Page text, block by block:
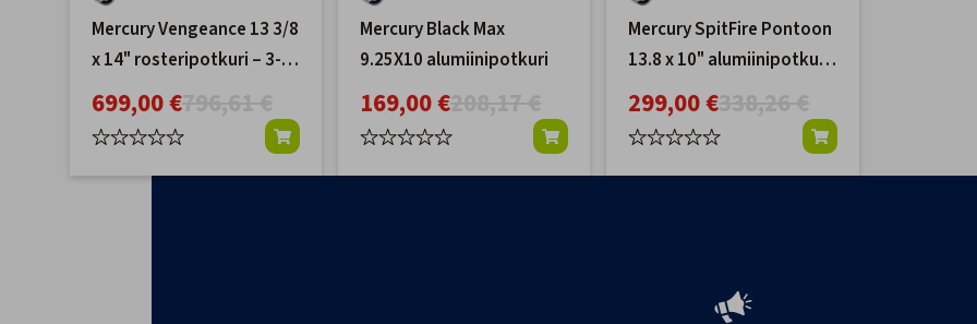
Mercury Vengeance 13 3/8
x 14" rosteripotkuri – 3-
lapainen
699,00 €
Mercury Black Max
9.25X10 alumiinipotkuri
169,00 €
Mercury SpitFire Pontoon
13.8 x 10" alumiinipotkuri
– 4-lapainen
299,00 €